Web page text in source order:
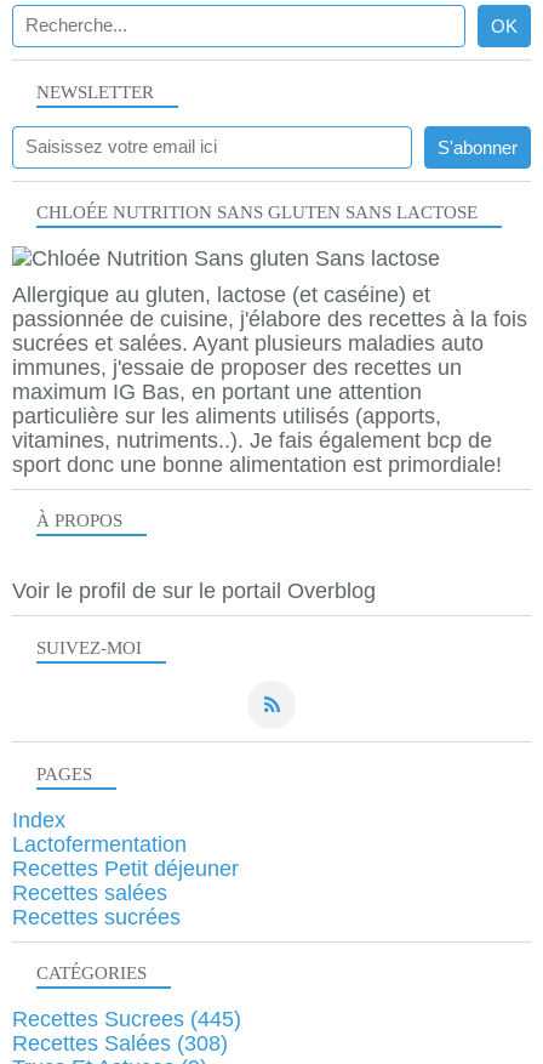
NEWSLETTER
SUIVEZ-MOI
CHLOÉE NUTRITION SANS GLUTEN SANS LACTOSE
Allergique au gluten, lactose (et caséine) et
passionnée de cuisine, j'élabore des recettes à la fois
sucrées et salées. Ayant plusieurs maladies auto
immunes, j'essaie de proposer des recettes un
maximum IG Bas, en portant une attention
particulière sur les aliments utilisés (apports,
vitamines, nutriments..). Je fais également bcp de
sport donc une bonne alimentation est primordiale!
À PROPOS
Voir le profil de sur le portail Overblog
PAGES
Index
Lactofermentation
Recettes Petit déjeuner
Recettes salées
Recettes sucrées
CATÉGORIES
Recettes Sucrees (445)
Recettes Salées (308)